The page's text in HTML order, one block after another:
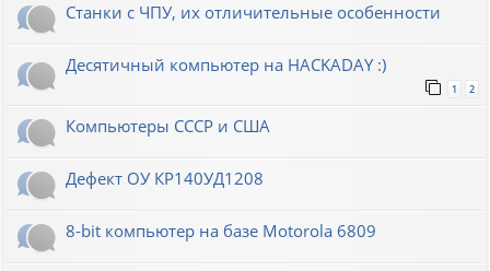
Станки с ЧПУ, их отличительные особенности
Десятичный компьютер на HACKADAY :)
1 2
Компьютеры СССР и США
Дефект ОУ КР140УД1208
8-bit компьютер на базе Motorola 6809